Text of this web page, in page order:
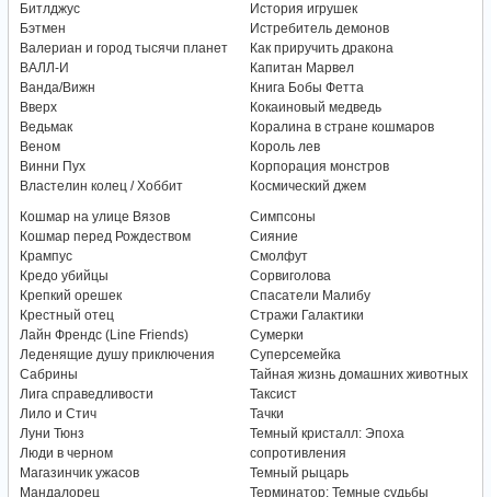
Битлджус
Бэтмен
Валериан и город тысячи планет
ВАЛЛ-И
Ванда/Вижн
Вверх
Ведьмак
Веном
Винни Пух
Властелин колец / Хоббит
История игрушек
Истребитель демонов
Как приручить дракона
Капитан Марвел
Книга Бобы Фетта
Кокаиновый медведь
Коралина в стране кошмаров
Король лев
Корпорация монстров
Космический джем
Кошмар на улице Вязов
Кошмар перед Рождеством
Крампус
Кредо убийцы
Крепкий орешек
Крестный отец
Лайн Френдс (Line Friends)
Леденящие душу приключения
Сабрины
Лига справедливости
Лило и Стич
Луни Тюнз
Люди в черном
Магазинчик ужасов
Мандалорец
Симпсоны
Сияние
Смолфут
Сорвиголова
Спасатели Малибу
Стражи Галактики
Сумерки
Суперсемейка
Тайная жизнь домашних животных
Таксист
Тачки
Темный кристалл: Эпоха
сопротивления
Темный рыцарь
Терминатор: Темные судьбы